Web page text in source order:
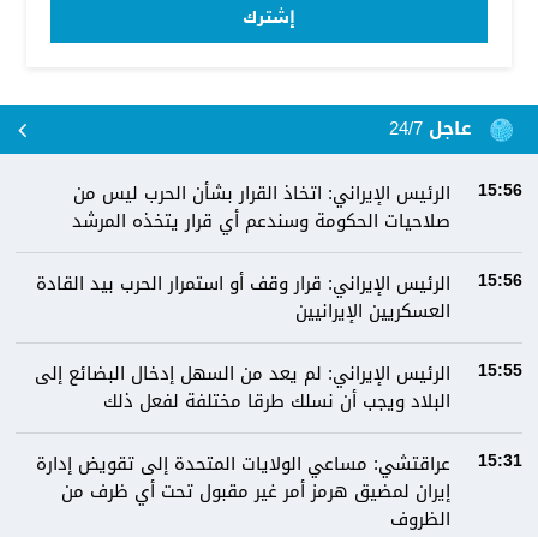
إشترك
عاجل 24/7
15:56
الرئيس الإيراني: اتخاذ القرار بشأن الحرب ليس من
صلاحيات الحكومة وسندعم أي قرار يتخذه المرشد
15:56
الرئيس الإيراني: قرار وقف أو استمرار الحرب بيد القادة
العسكريين الإيرانيين
15:55
الرئيس الإيراني: لم يعد من السهل إدخال البضائع إلى
البلاد ويجب أن نسلك طرقا مختلفة لفعل ذلك
15:31
عراقتشي: مساعي الولايات المتحدة إلى تقويض إدارة
إيران لمضيق هرمز أمر غير مقبول تحت أي ظرف من
الظروف